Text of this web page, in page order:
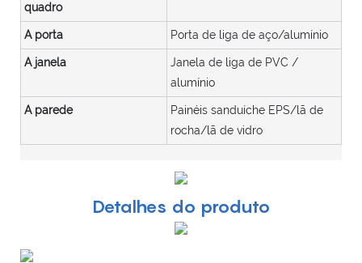
quadro
A porta Porta de liga de aço/alumínio
A janela
Janela de liga de PVC /
alumínio
A parede
Painéis sanduíche EPS/lã de
rocha/lã de vidro
Detalhes do produto